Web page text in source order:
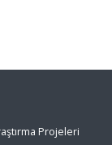
Projeleri